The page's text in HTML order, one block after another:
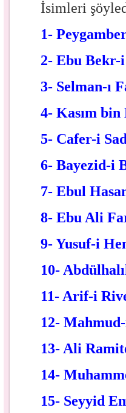
İsimleri
1-
2- Ebu Bekr-i
3- Selman-ı
4- Kasım
5- Cafer-i
6- Bayezid-i
7- Ebul
8- Ebu Ali
9- Yusuf-i
10-
11- Arif-i
12-
13- Ali
14-
15- Seyyid